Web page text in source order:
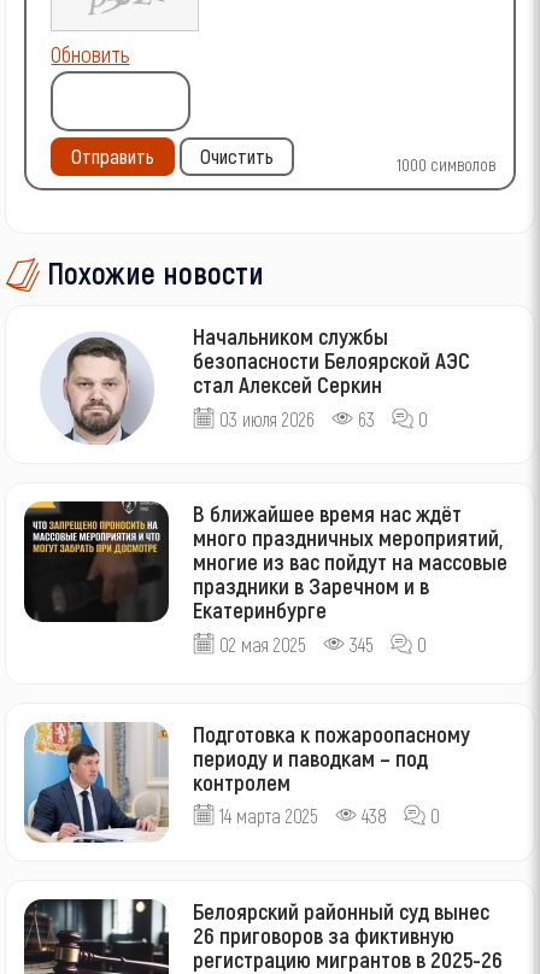
1000 символов
Обновить
Отправить Очистить
Похожие новости
Начальником службы
безопасности Белоярской АЭС
стал Алексей Серкин
03 июля 2026 63 0
В ближайшее время нас ждёт
много праздничных мероприятий,
многие из вас пойдут на массовые
праздники в Заречном и в
Екатеринбурге
02 мая 2025 345 0
Подготовка к пожароопасному
периоду и паводкам – под
контролем
14 марта 2025 438 0
Белоярский районный суд вынес
26 приговоров за фиктивную
регистрацию мигрантов в 2025-26